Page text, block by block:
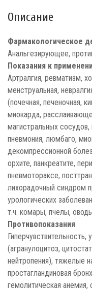
Описание
Фармакологическое
Анальгезирующее,
Показания к
Артралгия, ревматизм,
менструальная,
(почечная, печеночная,
миокарда,
магистральных сосудов,
пневмония, люмбаго,
декомпрессионной
орхите, панкреатите,
пневмотораксе,
лихорадочный синдром
урологических
т.ч. комары, пчелы,
Противопоказания
Гиперчувствительность,
(агранулоцитоз,
нейтропения), тяжелые
простагландиновая
гемолитическая